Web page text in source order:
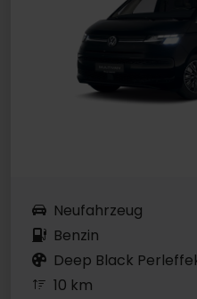
Neufahrzeug
Benzin
Deep Black
10 km